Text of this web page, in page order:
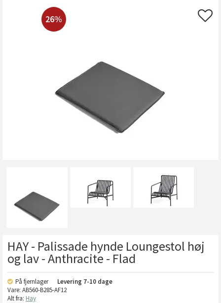
26%
HAY - Palissade hynde Loungestol høj
og lav - Anthracite - Flad
På fjernlager Levering 7-10 dage
Vare: AB560-B285-AF12
Alt fra: Hay